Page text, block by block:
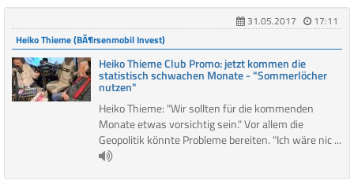
31.05.2017
17:11
Heiko Thieme (BÃ¶rsenmobil Invest)
Heiko Thieme Club Promo: jetzt kommen die
statistisch schwachen Monate - "Sommerlöcher
nutzen"
Heiko Thieme: "Wir sollten für die kommenden
Monate etwas vorsichtig sein." Vor allem die
Geopolitik könnte Probleme bereiten. "Ich wäre nic ...